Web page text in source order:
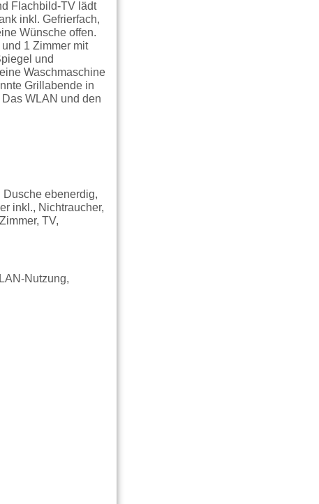
Flachbild-TV lädt
inkl. Gefrierfach,
Wünsche offen.
1 Zimmer mit
und
Waschmaschine
Grillabende in
WLAN und den
ebenerdig,
inkl., Nichtraucher,
TV,
Nutzung,